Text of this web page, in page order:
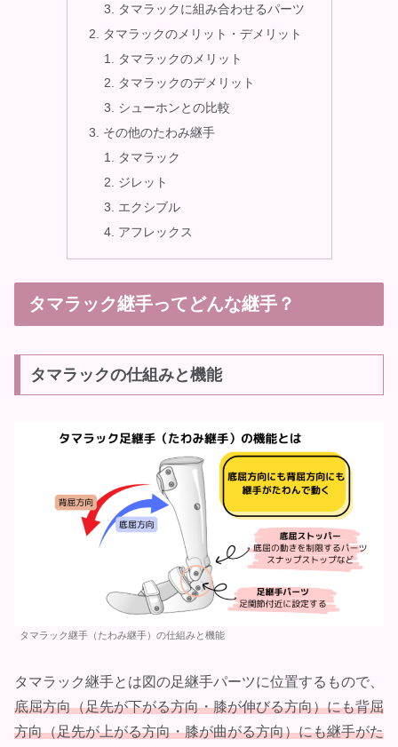
タマラックに組み合わせるパーツ
タマラックのメリット・デメリット
タマラックのメリット
タマラックのデメリット
シューホンとの比較
その他のたわみ継手
タマラック
ジレット
エクシブル
アフレックス
タマラック継手ってどんな継手？
タマラックの仕組みと機能
タマラック継手（たわみ継手）の仕組みと機能
タマラック継手とは図の足継手パーツに位置するもので、
底屈方向（足先が下がる方向・膝が伸びる方向）にも背屈
方向（足先が上がる方向・膝が曲がる方向）にも継手がた